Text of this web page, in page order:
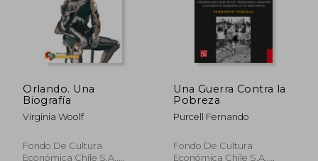
40%
dcto.
40%
dcto.
Orlando. Una
Biografía
Virginia Woolf
Fondo De Cultura
Económica Chile S.A.,
Una Guerra Contra la
Pobreza
Purcell Fernando
Fondo De Cultura
Económica Chile S.A.,